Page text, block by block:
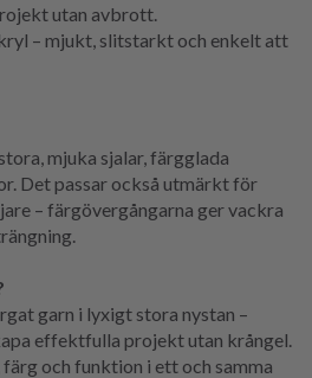
utan avbrott.
– mjukt, slitstarkt och enkelt att
mjuka sjalar, färgglada
Det passar också utmärkt för
– färgövergångarna ger vackra
garn i lyxigt stora nystan –
effektfulla projekt utan krångel.
och funktion i ett och samma